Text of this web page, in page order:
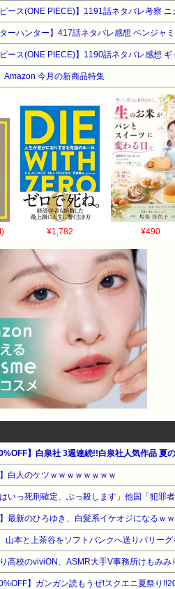
ピース(ONE PIECE)】1191話ネタバレ考察
ターハンター】417話ネタバレ感想 ベンジャ
ピース(ONE PIECE)】1190話ネタバレ感想
Amazon 今月の新商品特集
¥1,782 ¥490
】白泉社 3週連続!!白泉社人気作品
】白人のケツｗｗｗｗｗｗｗｗ
】最新のひろゆき、白髪系イケオジになるｗ
山本と上茶谷をソフトバンクへ送りパリーグ
高校のviviON、ASMR大手V事務所けもみ